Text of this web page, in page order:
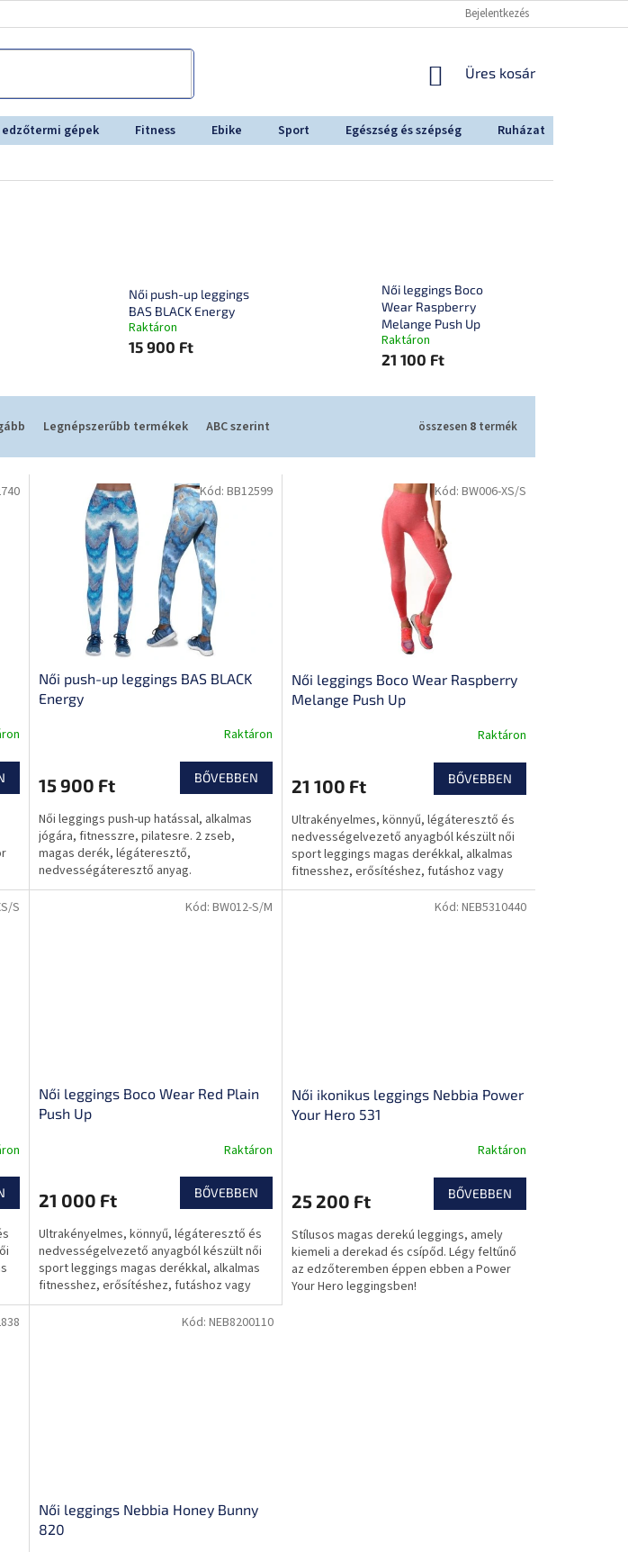
Bejelentkezés
KOSÁR
Üres kosár
edzőtermi gépek Fitness Ebike Sport Egészség és szépség Ruházat
Női push-up leggings
BAS BLACK Energy
Raktáron
15 900 Ft
Női leggings Boco
Wear Raspberry
Melange Push Up
Raktáron
21 100 Ft
Legnépszerűbb termékek ABC szerint összesen 8 termék
Női push-up leggings BAS BLACK
Energy
Raktáron
15 900 Ft BŐVEBBEN
Női leggings push-up hatással, alkalmas
jógára, fitnesszre, pilatesre. 2 zseb,
magas derék, légáteresztő,
nedvességáteresztő anyag.
Kód: BB12599
Női leggings Boco Wear Raspberry
Melange Push Up
Raktáron
21 100 Ft BŐVEBBEN
Ultrakényelmes, könnyű, légáteresztő és
nedvességelvezető anyagból készült női
sport leggings magas derékkal, alkalmas
fitnesshez, erősítéshez, futáshoz vagy
jógához.
Kód: BW006-XS/S
S
Női leggings Boco Wear Red Plain
Push Up
Raktáron
21 000 Ft BŐVEBBEN
Ultrakényelmes, könnyű, légáteresztő és
nedvességelvezető anyagból készült női
sport leggings magas derékkal, alkalmas
fitnesshez, erősítéshez, futáshoz vagy
jógához.
Kód: BW012-S/M
Női ikonikus leggings Nebbia Power
Your Hero 531
Raktáron
25 200 Ft BŐVEBBEN
Stílusos magas derekú leggings, amely
kiemeli a derekad és csípőd. Légy feltűnő
az edzőteremben éppen ebben a Power
Your Hero leggingsben!
Kód: NEB5310440
Női leggings Nebbia Honey Bunny
820
Kód: NEB8200110